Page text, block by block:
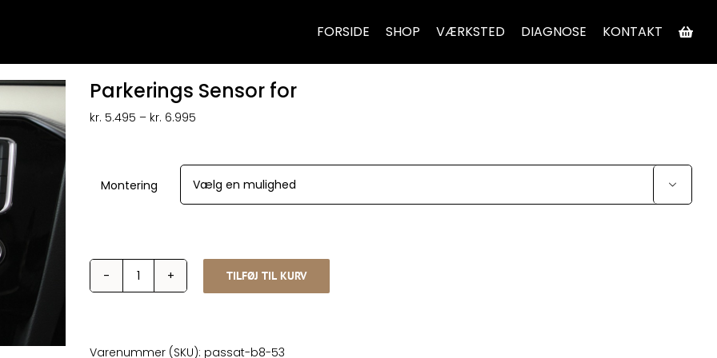
FORSIDE SHOP VÆRKSTED DIAGNOSE KONTAKT
Parkerings Sensor for
kr. 5.495 – kr. 6.995
kr. 6.995
Montering

Parkerings
TILFØJ TIL KURV
Varenummer (SKU): passat-b8-53